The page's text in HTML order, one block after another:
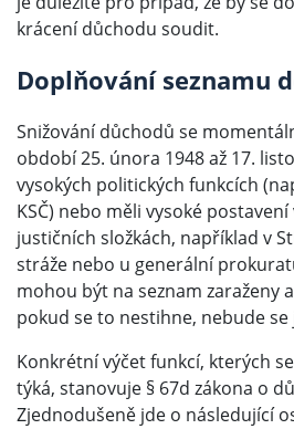
krácení důchodu soudit.
Doplňování seznamu
Snižování důchodů se
období 25. února 1948 až 17.
vysokých politických funkcích
KSČ) nebo měli vysoké
justičních složkách, například v
stráže nebo u generální
mohou být na seznam zaraženy
pokud se to nestihne, nebude
Konkrétní výčet funkcí, kterých
týká, stanovuje § 67d zákona o
Zjednodušeně jde o následující